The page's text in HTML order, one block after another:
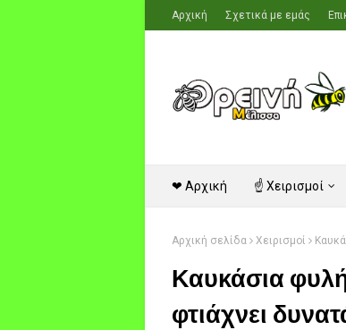
Αρχική Σχετικά με εμάς
❤ Αρχική ☝ Χειρισμοί
Αρχική σελίδα Χειρισμοί
Καυκάσια
φτιάχνει